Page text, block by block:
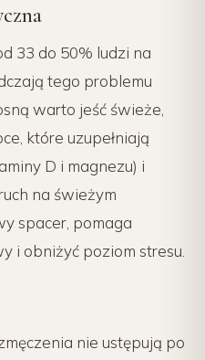
33 do 50% ludzi na
tego problemu
warto jeść świeże,
które uzupełniają
D i magnezu) i
na świeżym
spacer, pomaga
i obniżyć poziom stresu.
nie ustępują po